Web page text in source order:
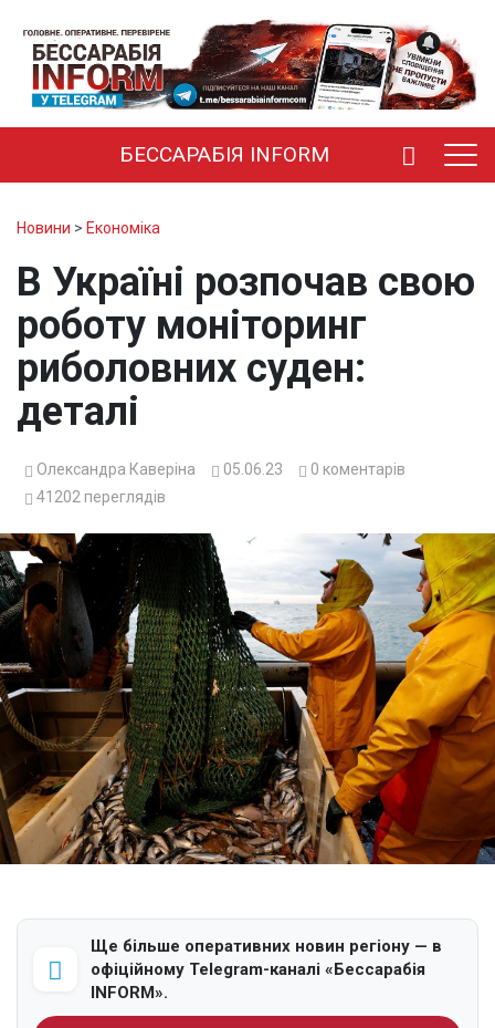
БЕССАРАБІЯ INFORM
Новини > Економіка
В Україні розпочав свою
роботу моніторинг
риболовних суден:
деталі
Олександра Каверіна 05.06.23 0 коментарів
41202 переглядів
Ще більше оперативних новин регіону — в
офіційному Telegram-каналі «Бессарабія
INFORM».